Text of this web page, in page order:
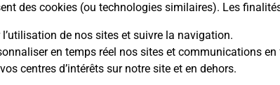
des cookies (ou technologies similaires). Les
de nos sites et suivre la navigation.
en temps réel nos sites et communications
centres d’intérêts sur notre site et en dehors.
!
savoir plus